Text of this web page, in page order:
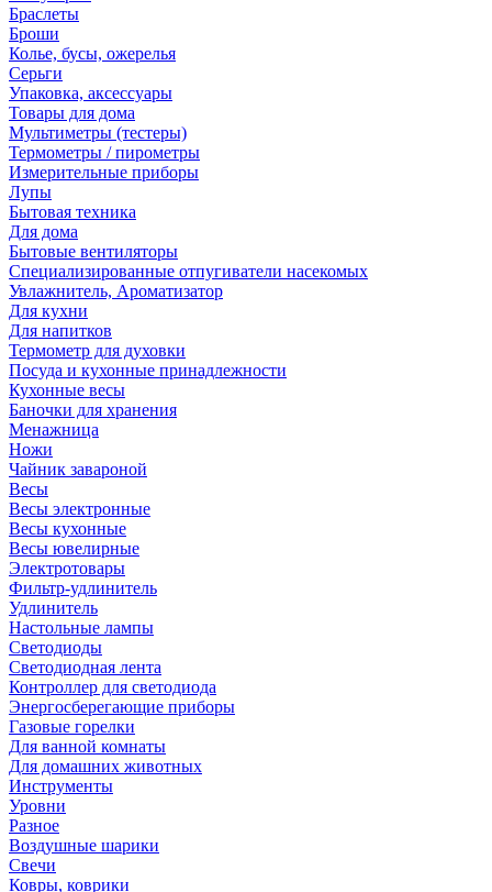
Браслеты
Броши
Колье, бусы, ожерелья
Серьги
Упаковка, аксессуары
Товары для дома
Мультиметры (тестеры)
Термометры / пирометры
Измерительные приборы
Лупы
Бытовая техника
Для дома
Бытовые вентиляторы
Специализированные отпугиватели насекомых
Увлажнитель, Ароматизатор
Для кухни
Для напитков
Термометр для духовки
Посуда и кухонные принадлежности
Кухонные весы
Баночки для хранения
Менажница
Ножи
Чайник завароной
Весы
Весы электронные
Весы кухонные
Весы ювелирные
Электротовары
Фильтр-удлинитель
Удлинитель
Настольные лампы
Светодиоды
Светодиодная лента
Контроллер для светодиода
Энергосберегающие приборы
Газовые горелки
Для ванной комнаты
Для домашних животных
Инструменты
Уровни
Разное
Воздушные шарики
Свечи
Ковры, коврики